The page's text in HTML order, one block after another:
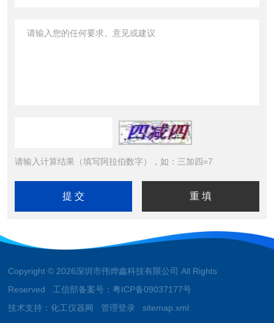
请输入计算结果（填写阿拉伯数字），如：三加四=7
Copyright © 2026深圳市伟烨鑫科技有限公司 All Rights
Reserved 工信部备案号： 粤ICP备09037177号
技术支持：化工仪器网 管理登录 sitemap.xml